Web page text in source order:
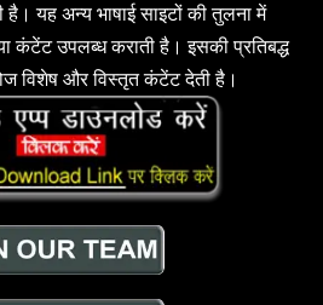
है। यह अन्य भाषाई साइटों की तुलना में
कंटेंट उपलब्ध कराती है। इसकी प्रतिबद्ध
विशेष और विस्तृत कंटेंट देती है।